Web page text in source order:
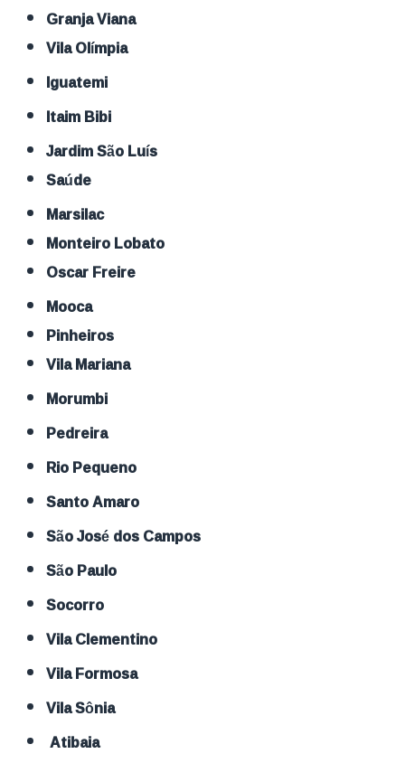
Granja Viana
Vila Olímpia
Iguatemi
Itaim Bibi
Jardim São Luís
Saúde
Marsilac
Monteiro Lobato
Oscar Freire
Mooca
Pinheiros
Vila Mariana
Morumbi
Pedreira
Rio Pequeno
Santo Amaro
São José dos Campos
São Paulo
Socorro
Vila Clementino
Vila Formosa
Vila Sônia
Atibaia